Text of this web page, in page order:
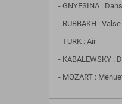
- GNYESINA :
- RUBBAKH : Valse
- TURK : Air
- KABALEWSKY :
- MOZART :